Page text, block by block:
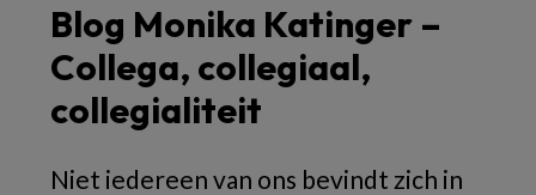
Blog Monika Katinger –
Collega, collegiaal,
collegialiteit
Niet iedereen van ons bevindt zich in